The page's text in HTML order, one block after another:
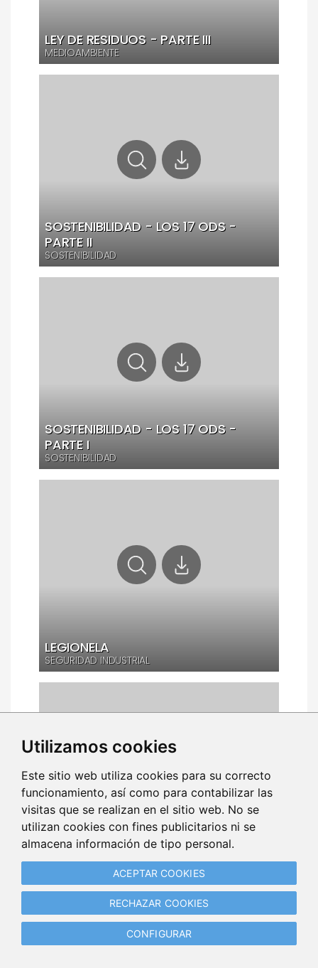
Utilizamos cookies
Este sitio web utiliza cookies para su correcto
funcionamiento, así como para contabilizar las
visitas que se realizan en el sitio web. No se
utilizan cookies con fines publicitarios ni se
almacena información de tipo personal.
ACEPTAR COOKIES
RECHAZAR COOKIES
CONFIGURAR
LEY DE RESIDUOS - PARTE III
MEDIOAMBIENTE
SOSTENIBILIDAD - LOS 17 ODS -
PARTE II
SOSTENIBILIDAD
SOSTENIBILIDAD - LOS 17 ODS -
PARTE I
SOSTENIBILIDAD
LEGIONELA
SEGURIDAD INDUSTRIAL
LEY DE RESIDUOS - PARTE II
MEDIOAMBIENTE